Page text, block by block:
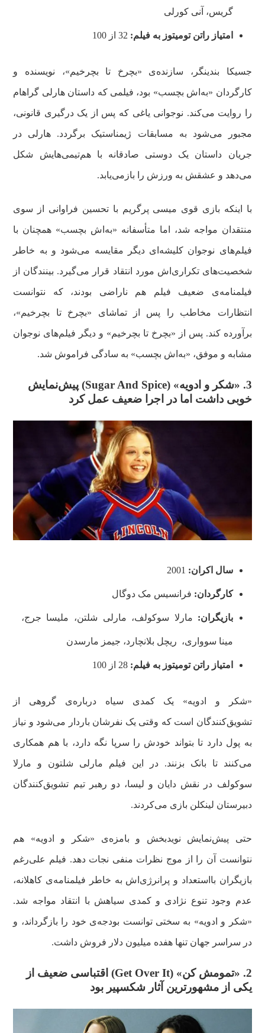
گریس، آنی کورلی
امتیاز راتن تومیتوز به فیلم: 32 از 100
جسیکا بندینگر، سازنده‌ی «بچرخ تا بچرخیم»، نویسنده و
کارگردان «به‌اش بچسب» بود، فیلمی که داستان هارلی گراهام
را روایت می‌کند. نوجوانی یاغی که پس از یک درگیری قانونی،
مجبور می‌شود به مسابقات ژیمناستیک برگردد. هارلی در
جریان داستان یک دوستی صادقانه با هم‌تیمی‌هایش شکل
می‌دهد و عشقش به ورزش را بازمی‌یابد.
با اینکه بازی قوی میسی پرگریم با تحسین فراوانی از سوی
منتقدان مواجه شد، اما متأسفانه «به‌اش بچسب» همچنان با
فیلم‌های نوجوان کلیشه‌ای دیگر مقایسه می‌شود و به‌ خاطر
شخصیت‌های تکراری‌اش مورد انتقاد قرار می‌گیرد. بینندگان از
فیلمنامه‌ی ضعیف فیلم هم ناراضی بودند، که نتوانست
انتظارات مخاطب را پس از تماشای «بچرخ تا بچرخیم»،
برآورده کند. پس از «بچرخ تا بچرخیم» و دیگر فیلم‌های نوجوان
مشابه و موفق، «به‌اش بچسب» به سادگی فراموش شد.
3. «شکر و ادویه» ( Sugar And Spice) پیش‌نمایش
خوبی داشت اما در اجرا ضعیف عمل کرد
سال اکران: 2001
کارگردان: فرانسیس مک دوگال
بازیگران: مارلا سوکولف، مارلی شلتن، ملیسا جرج،
مینا سوواری، ریچل بلانچارد، جیمز مارسدن
امتیاز راتن تومیتوز به فیلم: 28 از 100
«شکر و ادویه» یک کمدی سیاه درباره‌ی گروهی از
تشویق‌کنندگان است که وقتی یک‌ نفرشان باردار می‌شود و نیاز
به پول دارد تا بتواند خودش را سرپا نگه دارد، با هم همکاری
می‌کنند تا بانک بزنند. در این فیلم مارلی شلتون و مارلا
سوکولف در نقش دایان و لیسا، دو رهبر تیم تشویق‌کنندگان
دبیرستان لینکلن بازی می‌کردند.
حتی پیش‌نمایش نویدبخش و بامزه‌ی «شکر و ادویه» هم
نتوانست آن را از موج نظرات منفی نجات دهد. فیلم علی‌رغم
بازیگران بااستعداد و پرانرژی‌اش به‌ خاطر فیلمنامه‌ی کاهلانه،
عدم وجود تنوع نژادی و کمدی سیاهش با انتقاد مواجه شد.
«شکر و ادویه» به سختی توانست بودجه‌ی خود را بازگرداند، و
در سراسر جهان تنها هفده میلیون دلار فروش داشت.
2. «تمومش کن» ( Get Over It) اقتباسی ضعیف از
یکی از مشهورترین آثار شکسپیر بود